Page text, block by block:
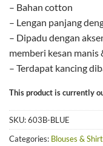
– Bahan cotton
– Lengan panjang
– Dipadu dengan
memberi kesan manis
– Terdapat kancing
This product is currently
SKU:603B-BLUE
Categories: Blouses &